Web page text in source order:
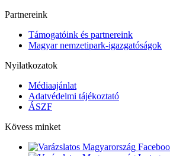
Partnereink
Támogatóink és partnereink
Magyar nemzetipark-igazgatóságok
Nyilatkozatok
Médiaajánlat
Adatvédelmi tájékoztató
ÁSZF
Kövess minket